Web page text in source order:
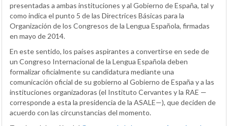
presentadas a ambas instituciones y al Gobierno de España, tal y
como indica el punto 5 de las Directrices Básicas para la
Organización de los Congresos de la Lengua Española, firmadas
en mayo de 2014.
En este sentido, los países aspirantes a convertirse en sede de
un Congreso Internacional de la Lengua Española deben
formalizar oficialmente su candidatura mediante una
comunicación oficial de su gobierno al Gobierno de España y a las
instituciones organizadoras (el Instituto Cervantes y la RAE —
corresponde a esta la presidencia de la ASALE—), que deciden de
acuerdo con las circunstancias del momento.